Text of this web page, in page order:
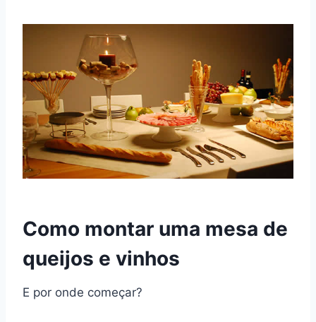
Como montar uma mesa de
queijos e vinhos
E por onde começar?